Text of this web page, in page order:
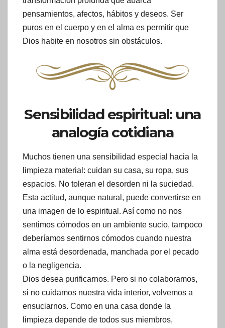
pensamientos, afectos, hábitos y deseos. Ser
puros en el cuerpo y en el alma es permitir que
Dios habite en nosotros sin obstáculos.
Sensibilidad espiritual: una
analogía cotidiana
Muchos tienen una sensibilidad especial hacia la
limpieza material: cuidan su casa, su ropa, sus
espacios. No toleran el desorden ni la suciedad.
Esta actitud, aunque natural, puede convertirse en
una imagen de lo espiritual. Así como no nos
sentimos cómodos en un ambiente sucio, tampoco
deberíamos sentirnos cómodos cuando nuestra
alma está desordenada, manchada por el pecado
o la negligencia.
Dios desea purificarnos. Pero si no colaboramos,
si no cuidamos nuestra vida interior, volvemos a
ensuciarnos. Como en una casa donde la
limpieza depende de todos sus miembros,